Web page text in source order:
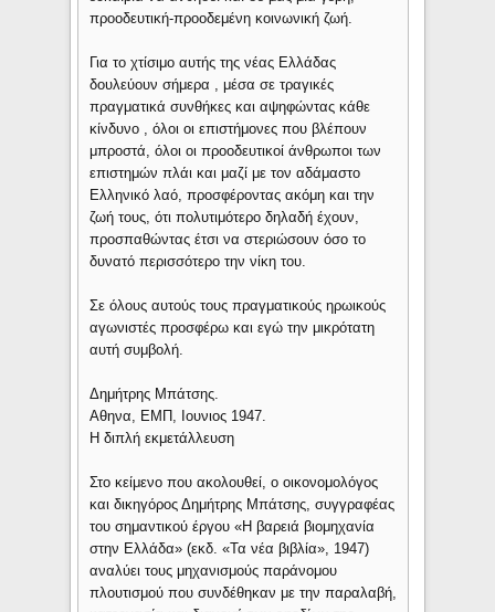
προοδευτική-προοδεμένη κοινωνική ζωή.
Για το χτίσιμο αυτής της νέας Ελλάδας
δουλεύουν σήμερα , μέσα σε τραγικές
πραγματικά συνθήκες και αψηφώντας κάθε
κίνδυνο , όλοι οι επιστήμονες που βλέπουν
μπροστά, όλοι οι προοδευτικοί άνθρωποι των
επιστημών πλάι και μαζί με τον αδάμαστο
Ελληνικό λαό, προσφέροντας ακόμη και την
ζωή τους, ότι πολυτιμότερο δηλαδή έχουν,
προσπαθώντας έτσι να στεριώσουν όσο το
δυνατό περισσότερο την νίκη του.
Σε όλους αυτούς τους πραγματικούς ηρωικούς
αγωνιστές προσφέρω και εγώ την μικρότατη
αυτή συμβολή.
Δημήτρης Μπάτσης.
Αθηνα, ΕΜΠ, Ιουνιος 1947.
Η διπλή εκμετάλλευση
Στο κείμενο που ακολουθεί, ο οικονομολόγος
και δικηγόρος Δημήτρης Μπάτσης, συγγραφέας
του σημαντικού έργου «Η βαρειά βιομηχανία
στην Ελλάδα» (εκδ. «Τα νέα βιβλία», 1947)
αναλύει τους μηχανισμούς παράνομου
πλουτισμού που συνδέθηκαν με την παραλαβή,